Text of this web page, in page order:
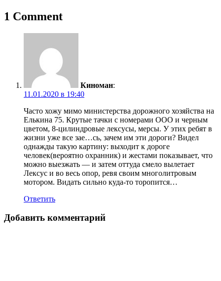
1 Comment
Киноман:
11.01.2020 в 19:40
Часто хожу мимо министерства дорожного хозяйства на
Елькина 75. Крутые тачки с номерами ООО и черным
цветом, 8-цилиндровые лексусы, мерсы. У этих ребят в
жизни уже все зае…сь, зачем им эти дороги? Видел
однажды такую картину: выходит к дороге
человек(вероятно охранник) и жестами показывает, что
можно выезжать — и затем оттуда смело вылетает
Лексус и во весь опор, ревя своим многолитровым
мотором. Видать сильно куда-то торопится…
Ответить
Добавить комментарий